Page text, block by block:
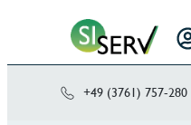
+49 (3761) 757-280